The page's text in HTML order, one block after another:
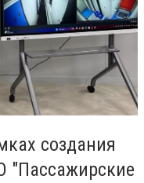
создания
"Пассажирские